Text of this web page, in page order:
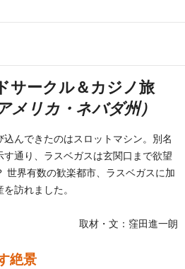
サークル＆カジノ旅
メリカ・ネバダ州）
んできたのはスロットマシン。別名
す通り、ラスベガスは玄関口まで欲望
世界有数の歓楽都市、ラスベガスに加
訪れました。
取材・文：窪田進一朗
絶景